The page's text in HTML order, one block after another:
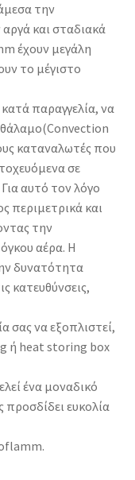
την
και σταδιακά
έχουν μεγάλη
το μέγιστο
κατά παραγγελία, να
καταναλωτές που
σε
αυτό τον λόγο
περιμετρικά και
την
αέρα. Η
δυνατότητα
κατευθύνσεις,
σας να εξοπλιστεί,
ή heat storing box
ένα μοναδικό
προσδίδει ευκολία